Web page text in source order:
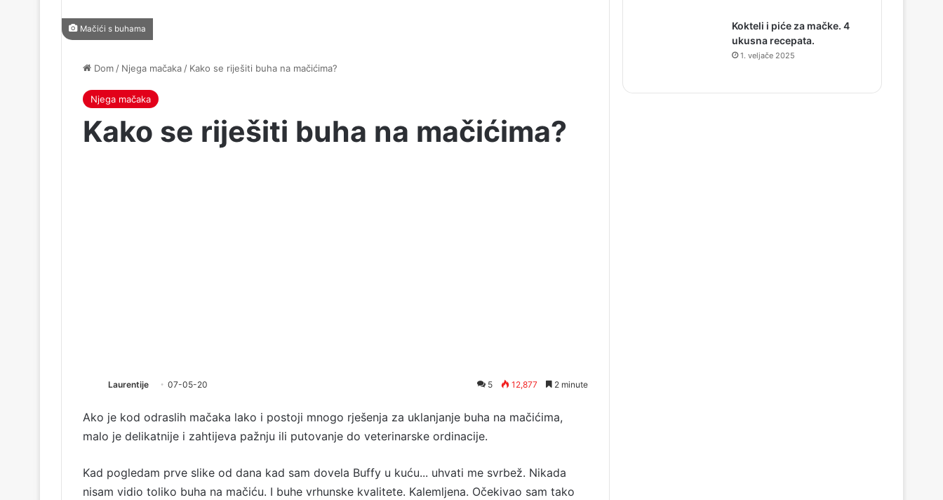
Mačići s buhama
Dom / Njega mačaka / Kako se riješiti buha na mačićima?
Njega mačaka
Kako se riješiti buha na mačićima?
Laurentije 07-05-20 5 12,877 2 minute
Ako je kod odraslih mačaka lako i postoji mnogo rješenja za uklanjanje buha na mačićima,
malo je delikatnije i zahtijeva pažnju ili putovanje do veterinarske ordinacije.
Kad pogledam prve slike od dana kad sam dovela Buffy u kuću... uhvati me svrbež. Nikada
nisam vidio toliko buha na mačiću. I buhe vrhunske kvalitete. Kalemljena. Očekivao sam tako
Kokteli i piće za mačke. 4
ukusna recepata.
1. veljače 2025